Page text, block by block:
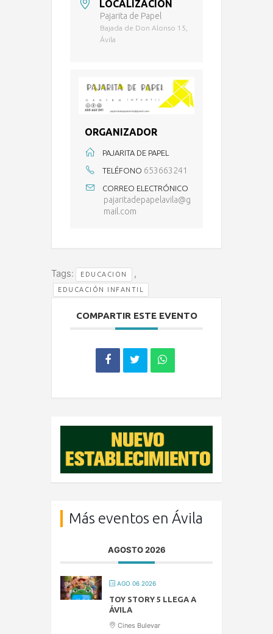
LOCALIZACIÓN
Pajarita de Papel
Bajada de Don Alonso 15,
Ávila
ORGANIZADOR
PAJARITA DE PAPEL
TELÉFONO 653663241
CORREO ELECTRÓNICO
pajaritadepapelavila@g
mail.com
Tags: EDUCACION ,
EDUCACIÓN INFANTIL
COMPARTIR ESTE EVENTO
Más eventos en Ávila
AGOSTO 2026
AGO 06 2026
TOY STORY 5 LLEGA A
ÁVILA
Cines Bulevar